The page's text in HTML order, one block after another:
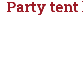
Party tent